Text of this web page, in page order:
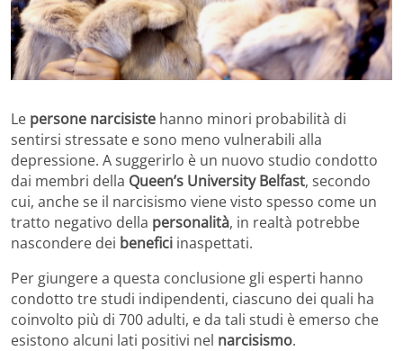
Le persone narcisiste hanno minori probabilità di
sentirsi stressate e sono meno vulnerabili alla
depressione. A suggerirlo è un nuovo studio condotto
dai membri della Queen’s University Belfast, secondo
cui, anche se il narcisismo viene visto spesso come un
tratto negativo della personalità, in realtà potrebbe
nascondere dei benefici inaspettati.
Per giungere a questa conclusione gli esperti hanno
condotto tre studi indipendenti, ciascuno dei quali ha
coinvolto più di 700 adulti, e da tali studi è emerso che
esistono alcuni lati positivi nel narcisismo.